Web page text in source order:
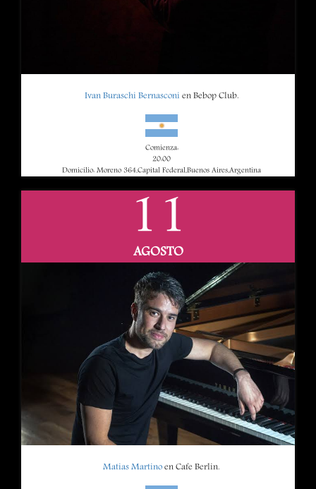
Ivan Buraschi Bernasconi en Bebop Club.
Comienza:
20:00
Domicilio: Moreno 364,Capital Federal,Buenos Aires,Argentina
11
AGOSTO
Matias Martinoen Cafe Berlin.